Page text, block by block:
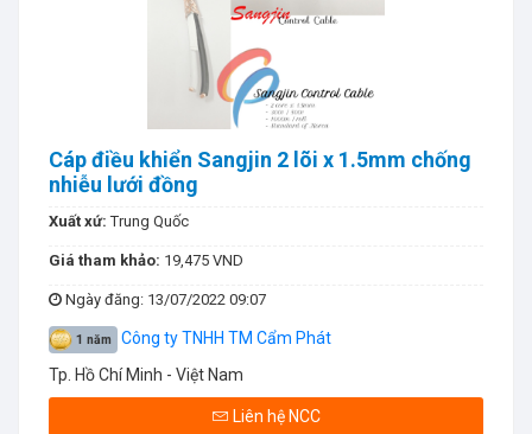
Cáp điều khiển Sangjin 2 lõi x 1.5mm chống
nhiễu lưới đồng
Xuất xứ:Trung Quốc
Giá tham khảo: 19,475 VND
Ngày đăng: 13/07/2022 09:07
1 năm
Công ty TNHH TM Cẩm Phát
Tp. Hồ Chí Minh - Việt Nam
Liên hệ NCC